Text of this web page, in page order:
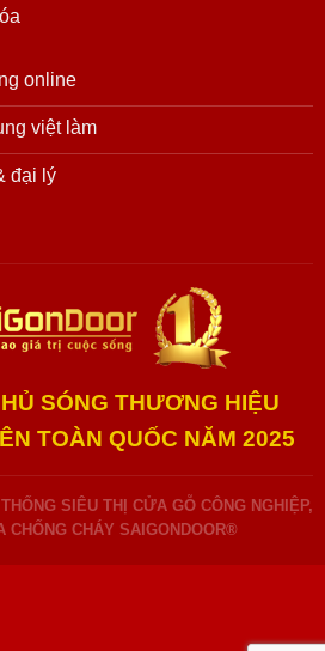
online
việt làm
đại lý
SÓNG THƯƠNG HIỆU
TOÀN QUỐC NĂM 2025
THỐNG SIÊU THỊ CỬA GỖ CÔNG NGHIỆP,
CHỐNG CHÁY SAIGONDOOR®